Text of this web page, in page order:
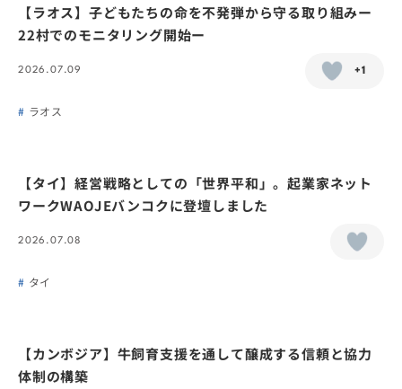
【ラオス】子どもたちの命を不発弾から守る取り組みー
22村でのモニタリング開始ー
2026.07.09 +1
ラオス
【タイ】経営戦略としての「世界平和」。起業家ネット
ワークWAOJEバンコクに登壇しました
2026.07.08
タイ
【カンボジア】牛飼育支援を通して醸成する信頼と協力
体制の構築